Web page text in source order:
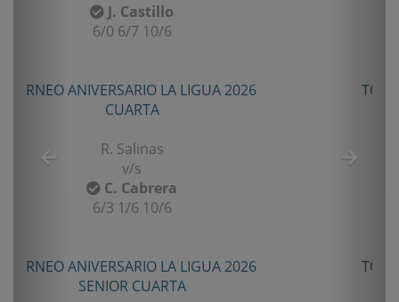
F. Gomez
6/2 7/5
TORNEO TENIS TOUR QUINTA 2026
PRIMERA
E. Castro
I. Rubiño
6-4/1-6/11-9
TORNEO TENIS TOUR QUINTA 2026
PRIMERA